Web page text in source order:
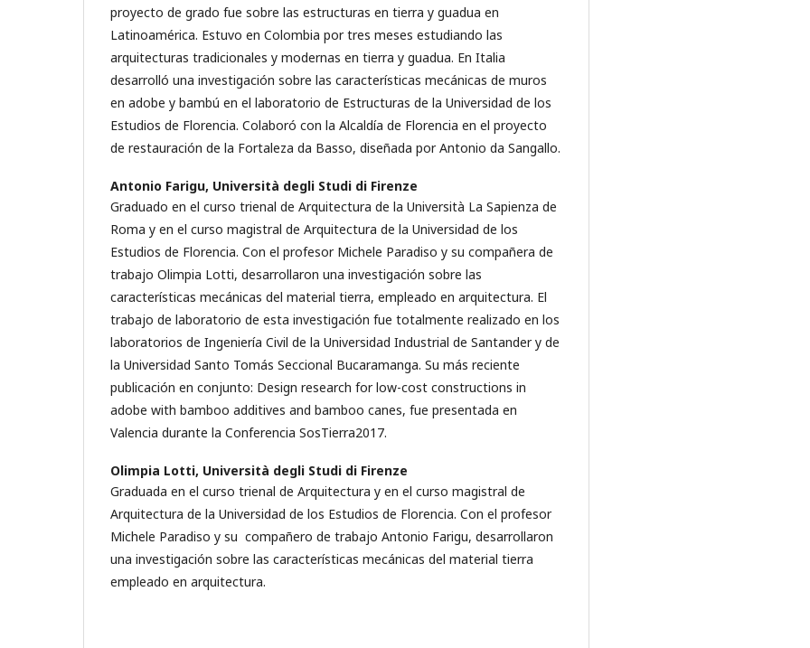
proyecto de grado fue sobre las estructuras en tierra y guadua en
Latinoamérica. Estuvo en Colombia por tres meses estudiando las
arquitecturas tradicionales y modernas en tierra y guadua. En Italia
desarrolló una investigación sobre las características mecánicas de muros
en adobe y bambú en el laboratorio de Estructuras de la Universidad de los
Estudios de Florencia. Colaboró con la Alcaldía de Florencia en el proyecto
de restauración de la Fortaleza da Basso, diseñada por Antonio da Sangallo.
Antonio Farigu, Università degli Studi di Firenze
Graduado en el curso trienal de Arquitectura de la Università La Sapienza de
Roma y en el curso magistral de Arquitectura de la Universidad de los
Estudios de Florencia. Con el profesor Michele Paradiso y su compañera de
trabajo Olimpia Lotti, desarrollaron una investigación sobre las
características mecánicas del material tierra, empleado en arquitectura. El
trabajo de laboratorio de esta investigación fue totalmente realizado en los
laboratorios de Ingeniería Civil de la Universidad Industrial de Santander y de
la Universidad Santo Tomás Seccional Bucaramanga. Su más reciente
publicación en conjunto: Design research for low-cost constructions in
adobe with bamboo additives and bamboo canes, fue presentada en
Valencia durante la Conferencia SosTierra2017.
Olimpia Lotti, Università degli Studi di Firenze
Graduada en el curso trienal de Arquitectura y en el curso magistral de
Arquitectura de la Universidad de los Estudios de Florencia. Con el profesor
Michele Paradiso y su compañero de trabajo Antonio Farigu, desarrollaron
una investigación sobre las características mecánicas del material tierra
empleado en arquitectura.